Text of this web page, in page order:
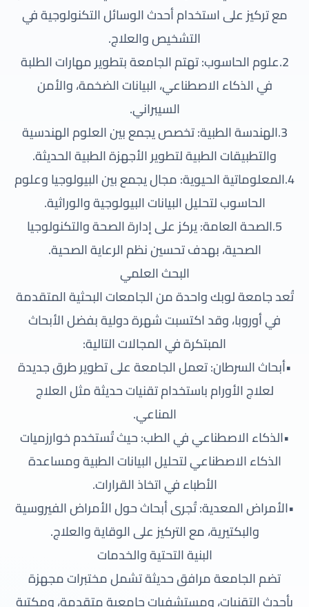
مع تركيز على استخدام أحدث الوسائل التكنولوجية في
التشخيص والعلاج.
2.علوم الحاسوب: تهتم الجامعة بتطوير مهارات الطلبة
في الذكاء الاصطناعي، البيانات الضخمة، والأمن
السيبراني.
3.الهندسة الطبية: تخصص يجمع بين العلوم الهندسية
والتطبيقات الطبية لتطوير الأجهزة الطبية الحديثة.
4.المعلوماتية الحيوية: مجال يجمع بين البيولوجيا وعلوم
الحاسوب لتحليل البيانات البيولوجية والوراثية.
5.الصحة العامة: يركز على إدارة الصحة والتكنولوجيا
الصحية، بهدف تحسين نظم الرعاية الصحية.
البحث العلمي
تُعد جامعة لوبك واحدة من الجامعات البحثية المتقدمة
في أوروبا، وقد اكتسبت شهرة دولية بفضل الأبحاث
المبتكرة في المجالات التالية:
•أبحاث السرطان: تعمل الجامعة على تطوير طرق جديدة
لعلاج الأورام باستخدام تقنيات حديثة مثل العلاج
المناعي.
•الذكاء الاصطناعي في الطب: حيث تُستخدم خوارزميات
الذكاء الاصطناعي لتحليل البيانات الطبية ومساعدة
الأطباء في اتخاذ القرارات.
•الأمراض المعدية: تُجرى أبحاث حول الأمراض الفيروسية
والبكتيرية، مع التركيز على الوقاية والعلاج.
البنية التحتية والخدمات
تضم الجامعة مرافق حديثة تشمل مختبرات مجهزة
بأحدث التقنيات، ومستشفيات جامعية متقدمة، ومكتبة